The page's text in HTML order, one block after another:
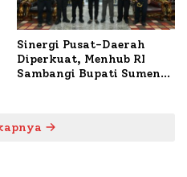
Sinergi Pusat-Daerah
Diperkuat, Menhub RI
Sambangi Bupati Sumenep